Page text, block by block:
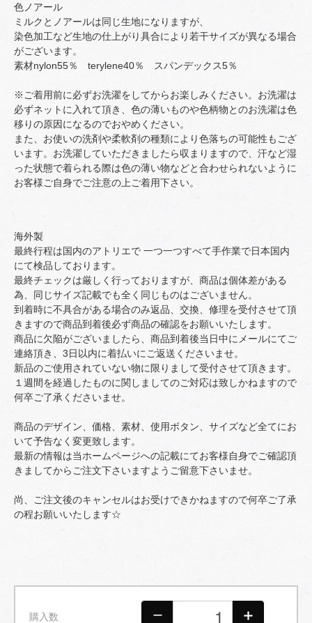
色ノアール
ミルクとノアールは同じ生地になりますが、
染色加工など生地の仕上がり具合により若干サイズが異なる場合
がございます。
素材nylon55％ terylene40％ スパンデックス5％
※ご着用前に必ずお洗濯をしてからお楽しみください。お洗濯は
必ずネットに入れて頂き、色の薄いものや色柄物とのお洗濯は色
移りの原因になるのでおやめください。
また、お使いの洗剤や柔軟剤の種類により色落ちの可能性もござ
います。お洗濯していただきましたら収まりますので、汗など湿
った状態で着られる際は色の薄い物などと合わせられないように
お客様ご自身でご注意の上ご着用下さい。
海外製
最終行程は国内のアトリエで 一つ一つすべて手作業で日本国内
にて検品しております。
最終チェックは厳しく行っておりますが、商品は個体差がある
為、同じサイズ記載でも全く同じものはございません。
到着時に不具合がある場合のみ返品、交換、修理を受付させて頂
きますので商品到着後必ず商品の確認をお願いいたします。
商品に欠陥がございましたら、商品到着後当日中にメールにてご
連絡頂き、3日以内に着払いにご返送くださいませ。
新品のご使用されていない物に限りまして受付させて頂きます。
１週間を経過したものに関しましてのご対応は致しかねますので
何卒ご了承くださいませ。
商品のデザイン、価格、素材、使用ボタン、サイズなど全てにお
いて予告なく変更致します。
最新の情報は当ホームページへの記載にてお客様自身でご確認頂
きましてからご注文下さいますようご留意下さいませ。
尚、ご注文後のキャンセルはお受けできかねますので何卒ご了承
の程お願いいたします☆
購入数